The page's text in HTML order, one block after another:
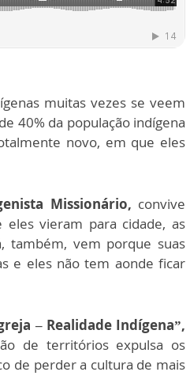
muitas vezes se veem
40% da população indígena
novo, em que eles
Missionário, convive
eles vieram para cidade, as
também, vem porque suas
e eles não tem aonde ficar
– Realidade Indígena”,
de territórios expulsa os
de perder a cultura de mais